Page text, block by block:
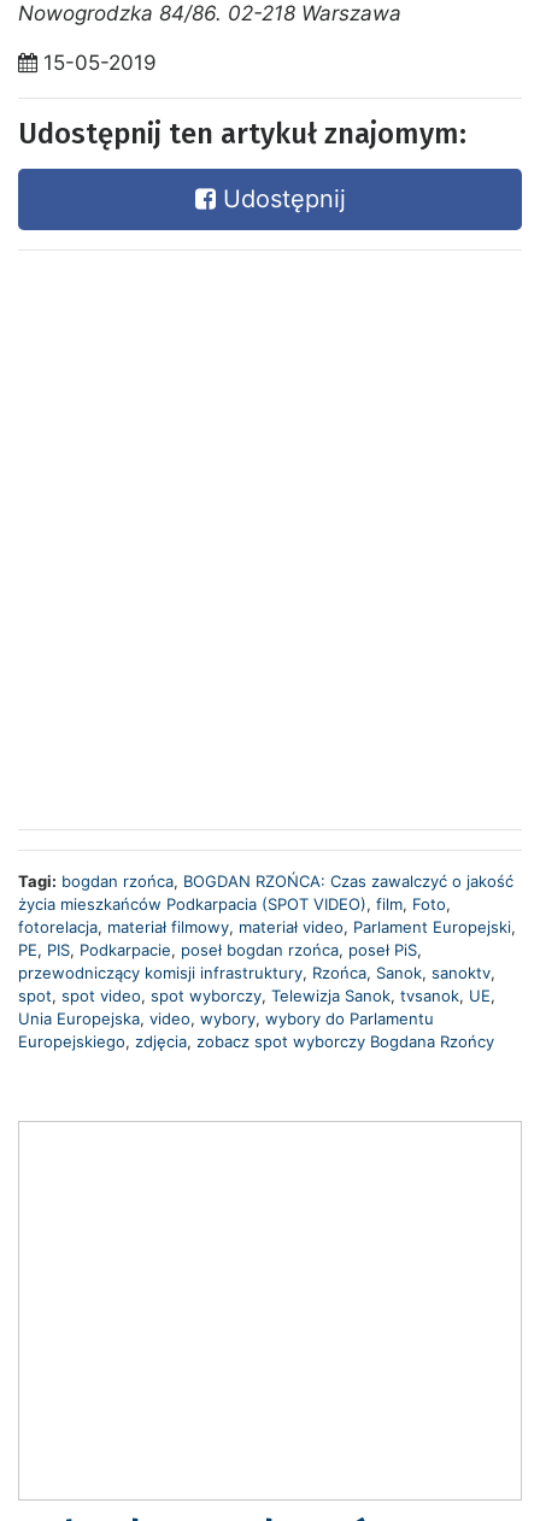
Nowogrodzka 84/86. 02-218 Warszawa
15-05-2019
Udostępnij ten artykuł znajomym:
Udostępnij
Tagi: bogdan rzońca, BOGDAN RZOŃCA: Czas zawalczyć o jakość
życia mieszkańców Podkarpacia (SPOT VIDEO), film, Foto,
fotorelacja, materiał filmowy, materiał video, Parlament Europejski,
PE, PIS, Podkarpacie, poseł bogdan rzońca, poseł PiS,
przewodniczący komisji infrastruktury, Rzońca, Sanok, sanoktv,
spot, spot video, spot wyborczy, Telewizja Sanok, tvsanok, UE,
Unia Europejska, video, wybory, wybory do Parlamentu
Europejskiego, zdjęcia, zobacz spot wyborczy Bogdana Rzońcy